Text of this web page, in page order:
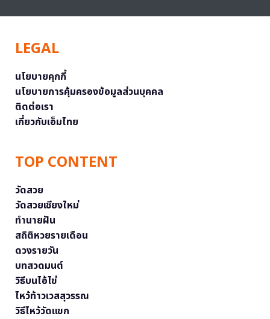
LEGAL
นโยบายคุกกี้
นโยบายการคุ้มครองข้อมูลส่วนบุคคล
ติดต่อเรา
เกี่ยวกับเอ็มไทย
TOP CONTENT
วัดสวย
วัดสวยเชียงใหม่
ทำนายฝัน
สถิติหวยรายเดือน
ดวงรายวัน
บทสวดมนต์
วิธีบนไอ้ไข่
ไหว้ท้าวเวสสุวรรณ
วิธีไหว้วัดแขก